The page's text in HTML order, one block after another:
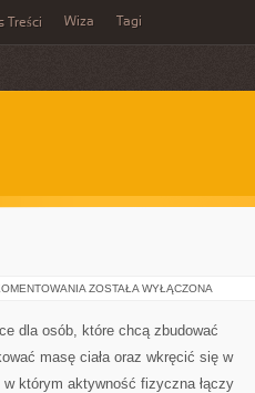
Treści Wiza Tagi
ZDROWIE
ZOSTAŁA WYŁĄCZONA
dla osób, które chcą zbudować
masę ciała oraz wkręcić się w
w którym aktywność fizyczna łączy